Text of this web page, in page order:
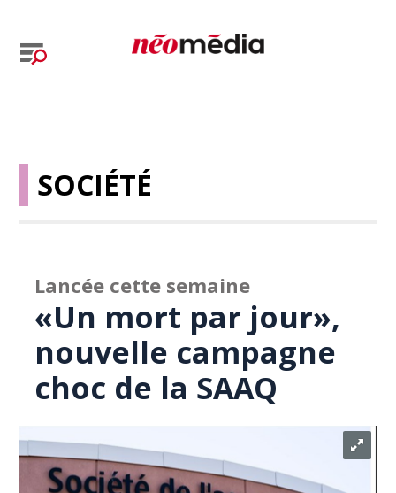
SOCIÉTÉ
Lancée cette semaine
«Un mort par jour»,
nouvelle campagne
choc de la SAAQ